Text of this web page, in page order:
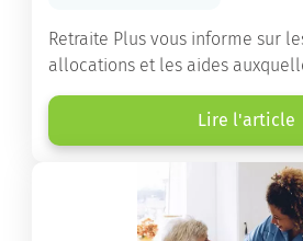
Retraite Plus vous informe sur
allocations et les aides
âgées ont droit pour financer
de retraite ou un maintien à
Lire l'article